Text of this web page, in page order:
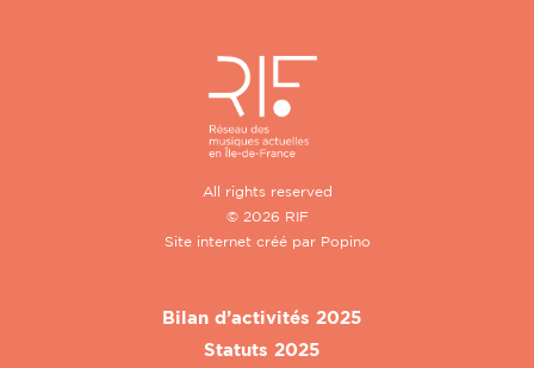
All rights reserved
© 2026 RIF
Site internet créé par Popino
Bilan d’activités 2025
Statuts 2025